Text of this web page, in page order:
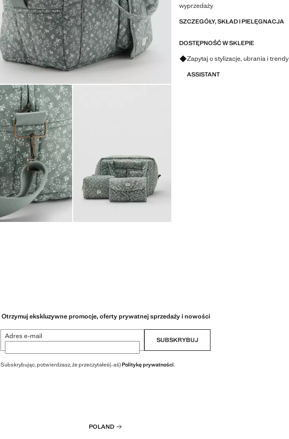
wyprzedaży
SZCZEGÓŁY, SKŁAD I PIELĘGNACJA
DOSTĘPNOŚĆ W SKLEPIE
Zapytaj o stylizacje, ubrania i trendy
ASSISTANT
Otrzymuj ekskluzywne promocje, oferty prywatnej sprzedaży i nowości
Adres e-mail SUBSKRYBUJ
Subskrybując, potwierdzasz, że przeczytałeś(-aś)Politykę prywatności.
POLAND